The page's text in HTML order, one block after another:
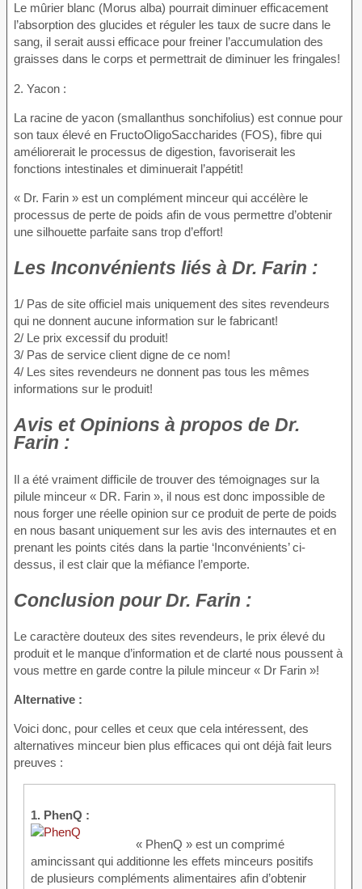
Le mûrier blanc (Morus alba) pourrait diminuer efficacement
l’absorption des glucides et réguler les taux de sucre dans le
sang, il serait aussi efficace pour freiner l’accumulation des
graisses dans le corps et permettrait de diminuer les fringales!
2. Yacon :
La racine de yacon (smallanthus sonchifolius) est connue pour
son taux élevé en FructoOligoSaccharides (FOS), fibre qui
améliorerait le processus de digestion, favoriserait les
fonctions intestinales et diminuerait l’appétit!
« Dr. Farin » est un complément minceur qui accélère le
processus de perte de poids afin de vous permettre d’obtenir
une silhouette parfaite sans trop d’effort!
Les Inconvénients liés à Dr. Farin :
1/ Pas de site officiel mais uniquement des sites revendeurs
qui ne donnent aucune information sur le fabricant!
2/ Le prix excessif du produit!
3/ Pas de service client digne de ce nom!
4/ Les sites revendeurs ne donnent pas tous les mêmes
informations sur le produit!
Avis et Opinions à propos de Dr.
Farin :
Il a été vraiment difficile de trouver des témoignages sur la
pilule minceur « DR. Farin », il nous est donc impossible de
nous forger une réelle opinion sur ce produit de perte de poids
en nous basant uniquement sur les avis des internautes et en
prenant les points cités dans la partie ‘Inconvénients’ ci-
dessus, il est clair que la méfiance l’emporte.
Conclusion pour Dr. Farin :
Le caractère douteux des sites revendeurs, le prix élevé du
produit et le manque d’information et de clarté nous poussent à
vous mettre en garde contre la pilule minceur « Dr Farin »!
Alternative :
Voici donc, pour celles et ceux que cela intéressent, des
alternatives minceur bien plus efficaces qui ont déjà fait leurs
preuves :
1. PhenQ :
« PhenQ » est un comprimé
amincissant qui additionne les effets minceurs positifs
de plusieurs compléments alimentaires afin d’obtenir